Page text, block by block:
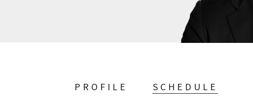
PROFILE SCHEDULE